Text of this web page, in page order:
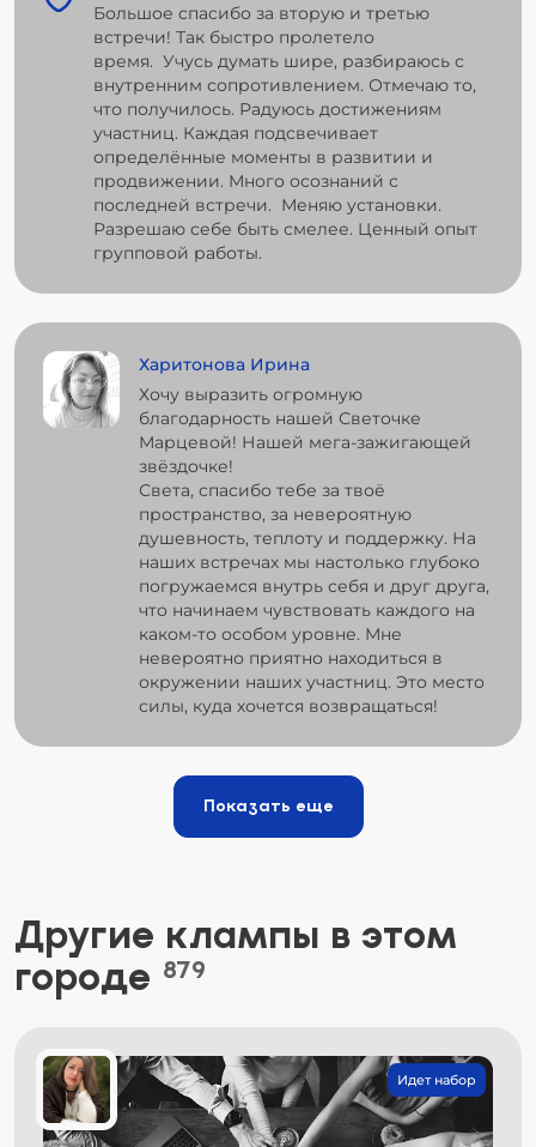
Большое спасибо за вторую и третью
встречи! Так быстро пролетело
время. Учусь думать шире, разбираюсь с
внутренним сопротивлением. Отмечаю то,
что получилось. Радуюсь достижениям
участниц. Каждая подсвечивает
определённые моменты в развитии и
продвижении. Много осознаний с
последней встречи. Меняю установки.
Разрешаю себе быть смелее. Ценный опыт
групповой работы.
Харитонова Ирина
Хочу выразить огромную
благодарность нашей Светочке
Марцевой! Нашей мега-зажигающей
звёздочке!
Света, спасибо тебе за твоё
пространство, за невероятную
душевность, теплоту и поддержку. На
наших встречах мы настолько глубоко
погружаемся внутрь себя и друг друга,
что начинаем чувствовать каждого на
каком-то особом уровне. Мне
невероятно приятно находиться в
окружении наших участниц. Это место
силы, куда хочется возвращаться!
Показать еще
Другие клампы в этом
городе 879
Идет набор